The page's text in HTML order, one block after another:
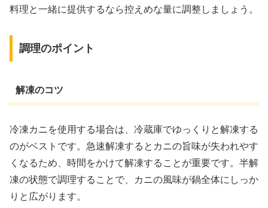
料理と一緒に提供するなら控えめな量に調整しましょう。
調理のポイント
解凍のコツ
冷凍カニを使用する場合は、冷蔵庫でゆっくりと解凍する
のがベストです。急速解凍するとカニの旨味が失われやす
くなるため、時間をかけて解凍することが重要です。半解
凍の状態で調理することで、カニの風味が鍋全体にしっか
りと広がります。